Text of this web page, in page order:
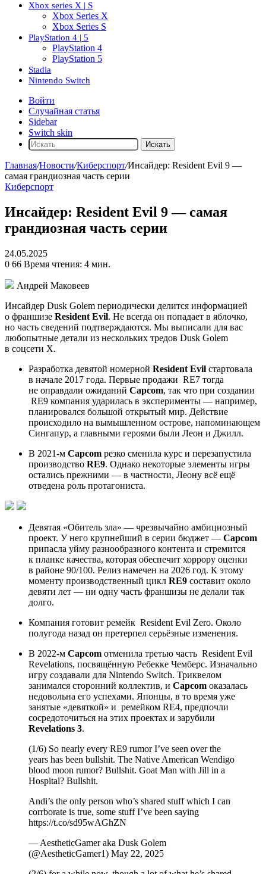
Xbox series X | S
Xbox Series X
Xbox Series S
PlayStation 4 | 5
PlayStation 4
PlayStation 5
Stadia
Nintendo Switch
Войти
Случайная статья
Sidebar
Switch skin
Искать
Главная/Новости/Киберспорт/Инсайдер: Resident Evil 9 —
самая грандиозная часть серии
Киберспорт
Инсайдер: Resident Evil 9 — самая
грандиозная часть серии
24.05.2025
0 66 Время чтения: 4 мин.
Андрей Маковеев
Инсайдер Dusk Golem периодически делится информацией
о франшизе Resident Evil. Не всегда он попадает в яблочко,
но часть сведений подтверждаются. Мы выписали для вас
любопытные детали из нескольких тредов Dusk Golem
в соцсети X.
Разработка девятой номерной Resident Evil стартовала
в начале 2017 года. Первые продажи RE7 тогда
не оправдали ожиданий Capcom, так что при создании
RE9 компания ударилась в эксперименты — например,
планировался большой открытый мир. Действие
происходило на вымышленном острове, напоминающем
Сингапур, а главными героями были Леон и Джилл.
В 2021-м Capcom резко сменила курс и перезапустила
производство RE9. Однако некоторые элементы игры
остались прежними — в частности, Леону всё ещё
отведена роль протагониста.
Девятая «Обитель зла» — чрезвычайно амбициозный
проект. У него крупнейший в серии бюджет — Capcom
припасла уйму разнообразного контента и стремится
к планке качества, которая обеспечит хоррору оценки
в районе 90/100. Релиз намечен на 2026 год. К этому
моменту производственный цикл RE9 составит около
девяти лет — ни одну часть франшизы не делали так
долго.
Компания готовит ремейк Resident Evil Zero. Около
полугода назад он претерпел серьёзные изменения.
В 2022-м Capcom отменила третью часть Resident Evil
Revelations, посвящённую Ребекке Чемберс. Изначально
игру создавали для Nintendo Switch. Триквелом
занимался сторонний коллектив, и Capcom оказалась
недовольна его успехами. Японцы, в то время уже
занятые «девяткой» и ремейком RE4, предпочли
сосредоточиться на этих проектах и зарубили
Revelations 3.
(1/6) So nearly every RE9 rumor I’ve seen over the
years has been bullshit. The Native American Wendigo
blood moon rumor? Bullshit. Goat Man with Jill in a
Hospital? Bullshit.
Andi’s the only person who’s shared stuff which I can
corrborate is true, some stuff I’ve been saying
https://t.co/sd95wAGhZN
— AestheticGamer aka Dusk Golem
(@AestheticGamer1) May 22, 2025